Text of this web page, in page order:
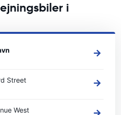
i
i Winnipeg
Street
West